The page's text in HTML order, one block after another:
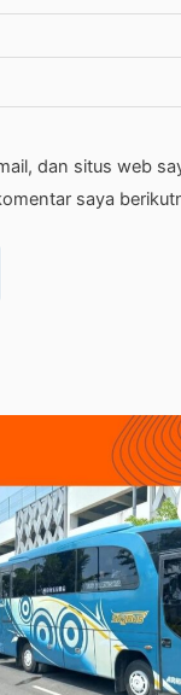
dan situs web
saya